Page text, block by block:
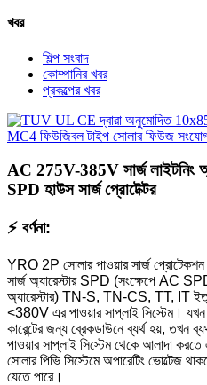
খবর
শিল্প সংবাদ
কোম্পানির খবর
প্রকল্পের খবর
AC 275V-385V সার্জ লাইটনিং
SPD হাউস সার্জ প্রোটেক্টর
⚡ বর্ণনা:
YRO 2P সোলার পাওয়ার সার্জ
সার্জ অ্যারেস্টার SPD (সংক্ষেপে AC
অ্যারেস্টার) TN-S, TN-CS, TT, IT
<380V এর পাওয়ার সাপ্লাই সিস্টেম।
কারেন্টের জন্য ব্রেকডাউনে ব্যর্থ হয়, তখন
পাওয়ার সাপ্লাই সিস্টেম থেকে আলাদা করতে
সোলার পিভি সিস্টেমে অপারেটিং ভোল্টেজ
যেতে পারে।